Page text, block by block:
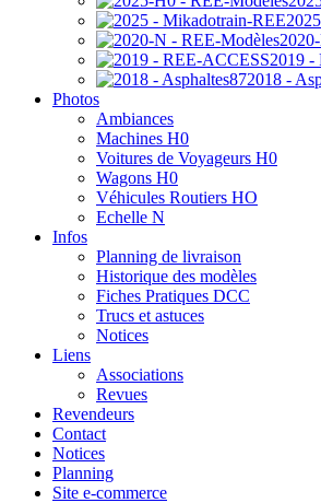
2019 -
2018 -
Photos
Ambiances
Machines H0
Voitures de Voyageurs H0
Wagons H0
Véhicules Routiers HO
Echelle N
Infos
Planning de livraison
Historique des modèles
Fiches Pratiques DCC
Trucs et astuces
Notices
Liens
Associations
Revues
Revendeurs
Contact
Notices
Planning
Site e-commerce